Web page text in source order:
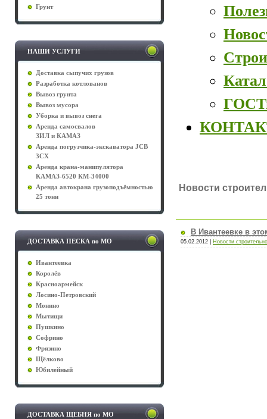
Грунт
НАШИ УСЛУГИ
Доставка сыпучих грузов
Разработка котлованов
Вывоз грунта
Вывоз мусора
Уборка и вывоз снега
Аренда самосвалов
ЗИЛ и КАМАЗ
Аренда погрузчика-экскаватора JCB
3CX
Аренда крана-манипулятора
КАМАЗ-6520 КМ-34000
Аренда автокрана грузоподъёмностью
25 тонн
ДОСТАВКА ПЕСКА по МО
Ивантеевка
Королёв
Красноармейск
Лосино-Петровский
Монино
Мытищи
Пушкино
Софрино
Фрязино
Щёлково
Юбилейный
ДОСТАВКА ЩЕБНЯ по МО
Новости
В Ивантеевке в
05.02.2012 Новости